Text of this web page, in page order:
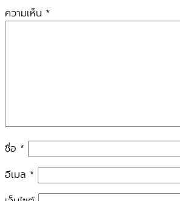
ความเห็น *
ชื่อ *
อีเมล *